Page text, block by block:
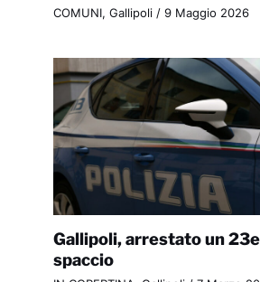
COMUNI, Gallipoli/ 9 Maggio 2026
Gallipoli, arrestato un
spaccio